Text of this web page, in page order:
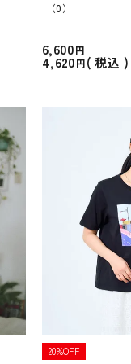
（0）
6,600
4,620 税込
20%OFF